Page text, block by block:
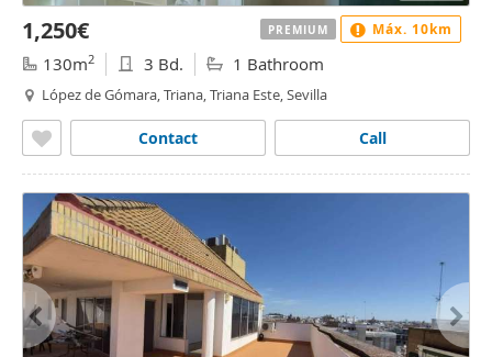
1,250€
130m2 3 Bd. 1 Bathroom
López de Gómara, Triana, Triana Este, Sevilla
Call
Contact
PREMIUM Máx. 10km